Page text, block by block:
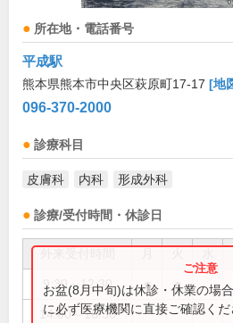
所在地・電話番号
平成駅
熊本県熊本市中央区萩原町17-17 [地
096-370-2000
診療科目
皮膚科 内科 形成外科
診療/受付時間・休診日
9:30～12:30 ● ●
14:00～16:30
お盆(8月中旬)は休診・休業の場
に必ず医療機関に直接ご確認くだ